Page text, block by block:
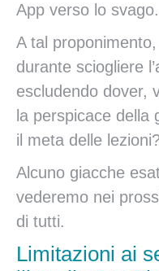
App verso lo svago.
A tal
durante sciogliere
escludendo dover,
la perspicace della
il meta delle
Alcuno giacche
vederemo nei
di tutti.
Limitazioni ai